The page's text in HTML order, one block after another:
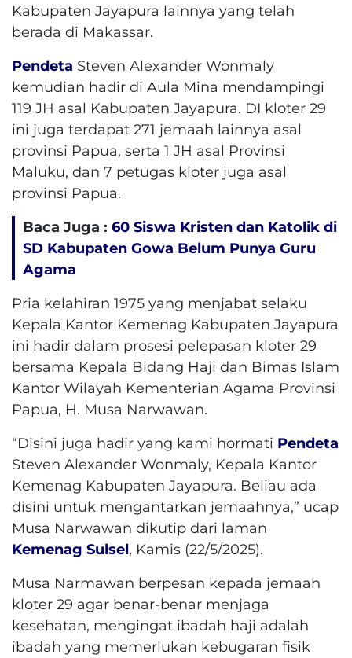
Kabupaten Jayapura lainnya yang telah
berada di Makassar.
Pendeta Steven Alexander Wonmaly
kemudian hadir di Aula Mina mendampingi
119 JH asal Kabupaten Jayapura. DI kloter 29
ini juga terdapat 271 jemaah lainnya asal
provinsi Papua, serta 1 JH asal Provinsi
Maluku, dan 7 petugas kloter juga asal
provinsi Papua.
Baca Juga : 60 Siswa Kristen dan Katolik di
SD Kabupaten Gowa Belum Punya Guru
Agama
Pria kelahiran 1975 yang menjabat selaku
Kepala Kantor Kemenag Kabupaten Jayapura
ini hadir dalam prosesi pelepasan kloter 29
bersama Kepala Bidang Haji dan Bimas Islam
Kantor Wilayah Kementerian Agama Provinsi
Papua, H. Musa Narwawan.
“Disini juga hadir yang kami hormati Pendeta
Steven Alexander Wonmaly, Kepala Kantor
Kemenag Kabupaten Jayapura. Beliau ada
disini untuk mengantarkan jemaahnya,” ucap
Musa Narwawan dikutip dari laman
Kemenag Sulsel, Kamis (22/5/2025).
Musa Narmawan berpesan kepada jemaah
kloter 29 agar benar-benar menjaga
kesehatan, mengingat ibadah haji adalah
ibadah yang memerlukan kebugaran fisik